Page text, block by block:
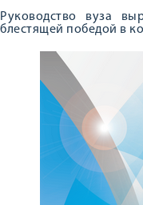
Руководство вуза
блестящей победой в